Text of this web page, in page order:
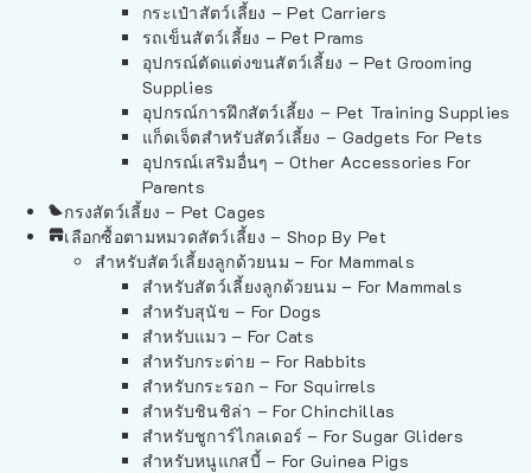
กระเป๋าสัตว์เลี้ยง – Pet Carriers
รถเข็นสัตว์เลี้ยง – Pet Prams
อุปกรณ์ตัดแต่งขนสัตว์เลี้ยง – Pet Grooming
Supplies
อุปกรณ์การฝึกสัตว์เลี้ยง – Pet Training Supplies
แก็ดเจ็ตสำหรับสัตว์เลี้ยง – Gadgets For Pets
อุปกรณ์เสริมอื่นๆ – Other Accessories For
Parents
กรงสัตว์เลี้ยง – Pet Cages
เลือกซื้อตามหมวดสัตว์เลี้ยง – Shop By Pet
สำหรับสัตว์เลี้ยงลูกด้วยนม – For Mammals
สำหรับสัตว์เลี้ยงลูกด้วยนม – For Mammals
สำหรับสุนัข – For Dogs
สำหรับแมว – For Cats
สำหรับกระต่าย – For Rabbits
สำหรับกระรอก – For Squirrels
สำหรับชินชิล่า – For Chinchillas
สำหรับชูการ์ไกลเดอร์ – For Sugar Gliders
สำหรับหนูแกสบี้ – For Guinea Pigs